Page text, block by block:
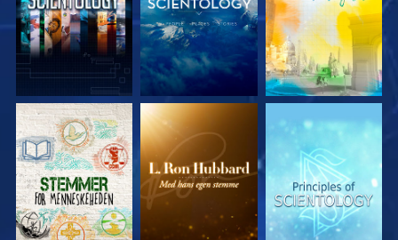
UDFORSK SERIEN UDFORSK SERIEN UDFORSK SERIEN